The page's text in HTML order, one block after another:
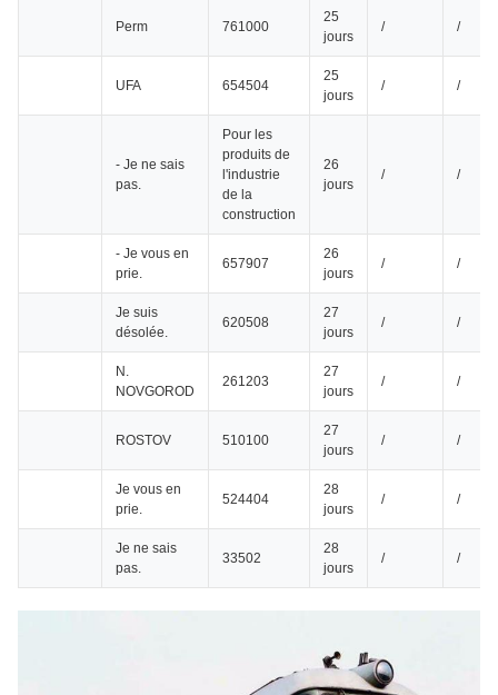
Perm 761000
25
jours
/ /
UFA 654504
25
jours
/ /
- Je ne sais
pas.
Pour les
produits de
l'industrie
de la
construction
26
jours
/ /
- Je vous en
prie.
657907
26
jours
/ /
Je suis
désolée.
620508
27
jours
/ /
N.
NOVGOROD
261203
27
jours
/ /
ROSTOV 510100
27
jours
/ /
Je vous en
prie.
524404
28
jours
/ /
Je ne sais
pas.
33502
28
jours
/ /